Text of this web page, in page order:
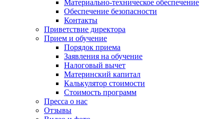
Материально-техническое обеспечение
Обеспечение безопасности
Контакты
Приветствие директора
Прием и обучение
Порядок приема
Заявления на обучение
Налоговый вычет
Материнский капитал
Калькулятор стоимости
Стоимость программ
Пресса о нас
Отзывы